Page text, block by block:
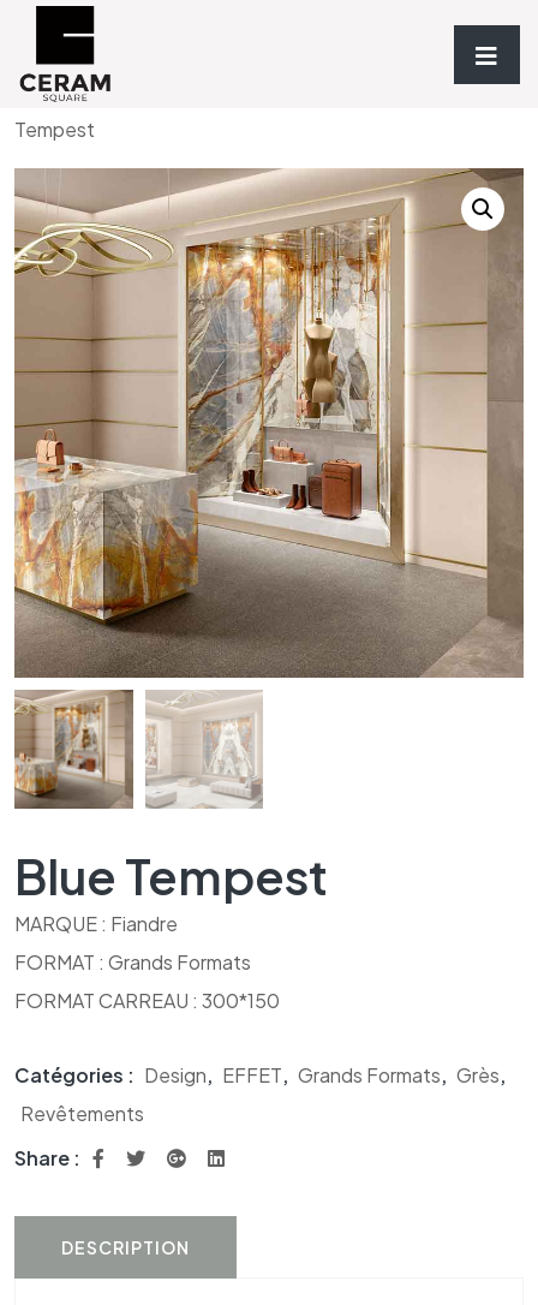
Accueil/Revêtements
/ Blue
Tempest
Blue Tempest
MARQUE : Fiandre
FORMAT : Grands Formats
FORMAT CARREAU : 300*150
Catégories : Design, EFFET, Grands Formats, Grès,
Revêtements
Share :
DESCRIPTION